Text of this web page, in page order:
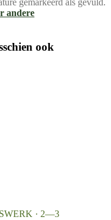
gemarkeerd als gevuld.
andere
ook
· 2—3